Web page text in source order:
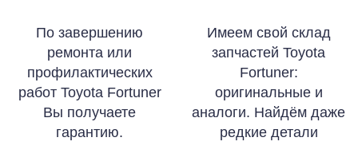
По завершению
ремонта или
профилактических
работ Toyota Fortuner
Вы получаете
гарантию.
Имеем свой склад
запчастей Toyota
Fortuner:
оригинальные и
аналоги. Найдём даже
редкие детали